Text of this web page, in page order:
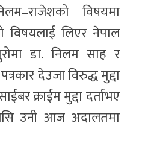
विषयमा
विषयलाई लिएर नेपाल
डा. निलम साह र
देउजा विरुद्ध मुद्दा
क्राईम मुद्दा दर्ताभए
उनी आज अदालतमा